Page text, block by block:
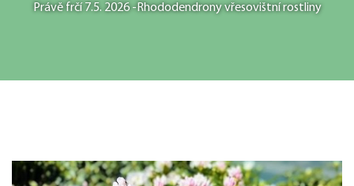
Právě frčí 7.5. 2026 -Rhododendrony vřesovištní rostliny